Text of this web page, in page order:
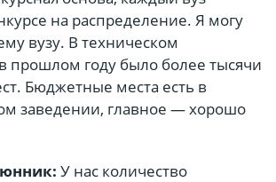
на распределение. Я могу
вузу. В техническом
прошлом году было более тысячи
Бюджетные места есть в
заведении, главное — хорошо
У нас количество